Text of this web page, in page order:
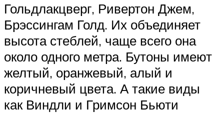
Гольдлакцверг, Ривертон Джем,
Брэссингам Голд. Их объединяет
высота стеблей, чаще всего она
около одного метра. Бутоны имеют
желтый, оранжевый, алый и
коричневый цвета. А такие виды
как Виндли и Гримсон Бьюти